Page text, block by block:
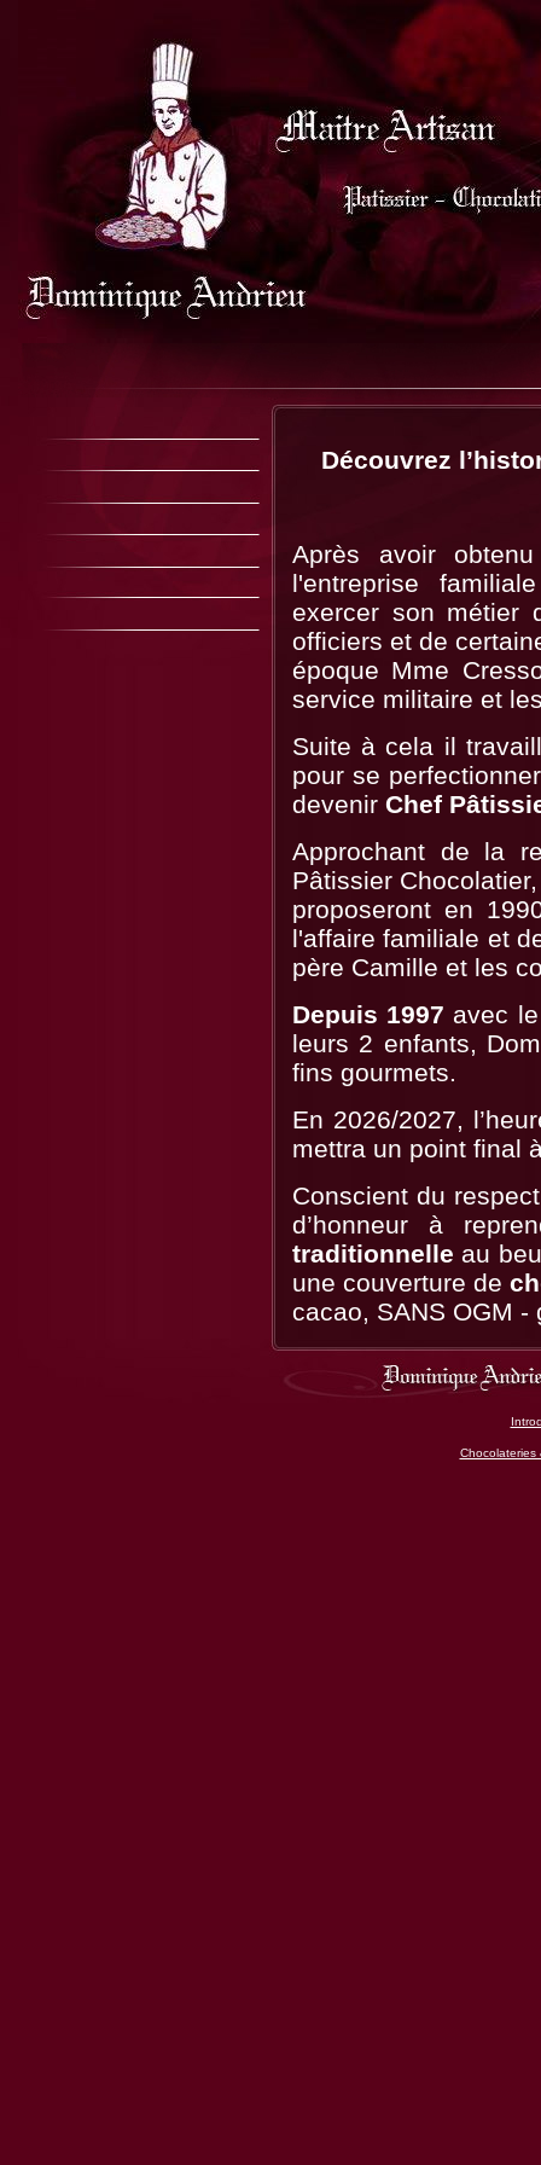
Découvrez
Après avoir
l'entreprise
exercer son métier
officiers et de
époque Mme
service militaire et
Suite à cela il
pour se
devenir Chef
Approchant de la
Pâtissier
proposeront en
l'affaire familiale et
père Camille et les
Depuis 1997 avec
leurs 2 enfants,
fins gourmets.
En 2026/2027,
mettra un point final
Conscient du
d’honneur à
traditionnelle au
une couverture de
cacao, SANS OGM
Chocolateries